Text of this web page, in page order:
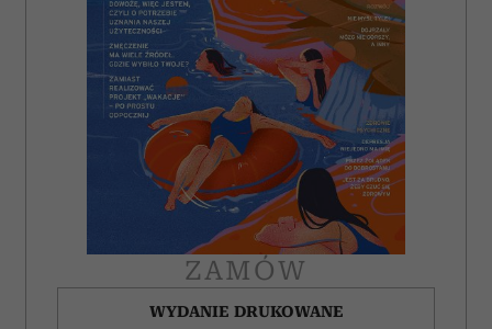
ZAMÓW
WYDANIE DRUKOWANE